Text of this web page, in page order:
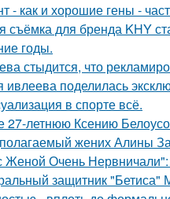
- как и хорошие гены -
съёмка для бренда KHY
годы.
стыдится, что
ивлеева поделилась
в спорте всё.
27-летнюю Ксению
жених Алины
Очень Нервничали":
защитник "Бетиса"